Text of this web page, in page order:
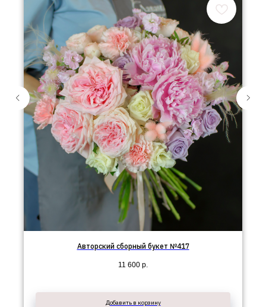
Авторский сборный букет №417
11 600 р.
Добавить в корзину